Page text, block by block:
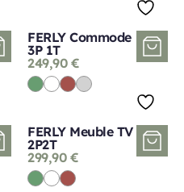
FERLY Commode
3P 1T
249,90 €
FERLY Meuble TV
2P2T
299,90 €